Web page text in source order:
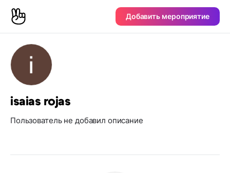
Добавить мероприятие
isaias rojas
Пользователь не добавил описание